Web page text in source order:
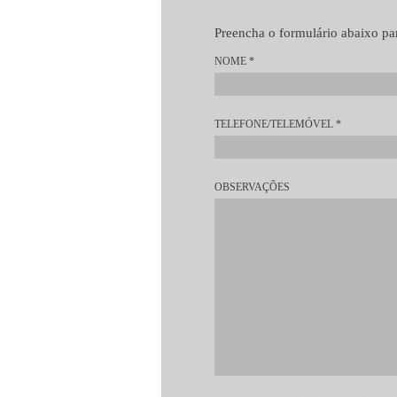
Preencha o formulário abaixo
NOME *
TELEFONE/TELEMÓVEL *
OBSERVAÇÕES